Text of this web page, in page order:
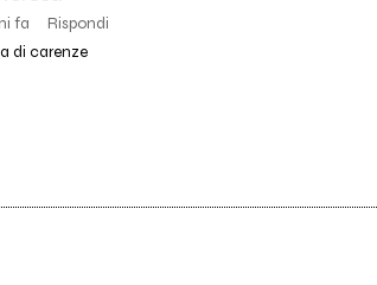
fa
Rispondi
di carenze